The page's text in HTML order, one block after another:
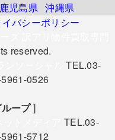
鹿児島県 沖縄県
バシーポリシー
reserved.
TEL.03-
0526
ープ]
TEL.03-
5712